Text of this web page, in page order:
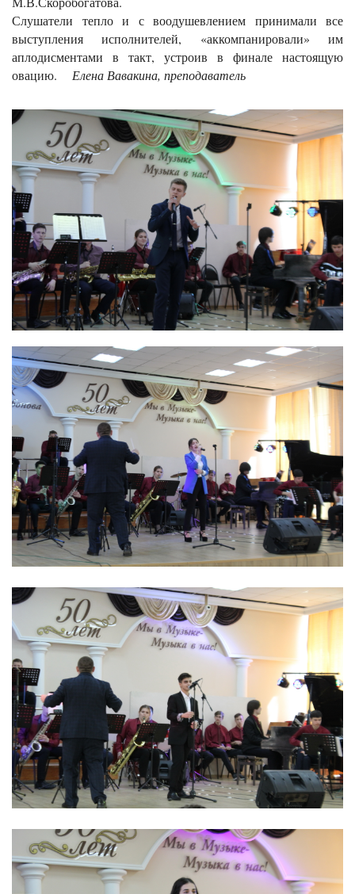
Слушатели тепло и с воодушевлением принимали все
выступления исполнителей, «аккомпанировали» им
аплодисментами в такт, устроив в финале настоящую
овацию. Елена Вавакина, преподаватель